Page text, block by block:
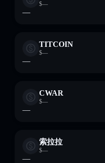
$—
—
TITCOIN
$—
—
CWAR
$—
—
索拉拉
$—
—